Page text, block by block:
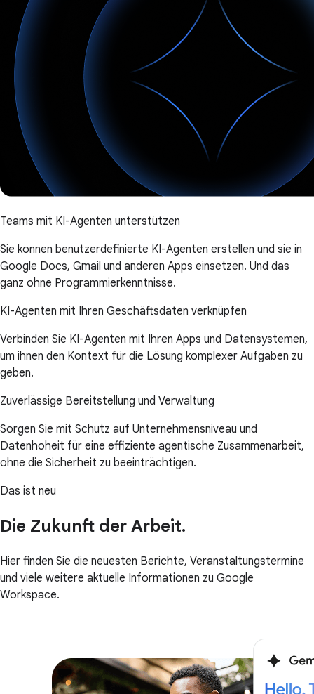
Teams mit KI-Agenten unterstützen
Sie können benutzerdefinierte KI-Agenten erstellen und sie in
Google Docs, Gmail und anderen Apps einsetzen. Und das
ganz ohne Programmierkenntnisse.
KI-Agenten mit Ihren Geschäftsdaten verknüpfen
Verbinden Sie KI-Agenten mit Ihren Apps und Datensystemen,
um ihnen den Kontext für die Lösung komplexer Aufgaben zu
geben.
Zuverlässige Bereitstellung und Verwaltung
Sorgen Sie mit Schutz auf Unternehmensniveau und
Datenhoheit für eine effiziente agentische Zusammenarbeit,
ohne die Sicherheit zu beeinträchtigen.
Das ist neu
Die Zukunft der Arbeit.
Hier finden Sie die neuesten Berichte, Veranstaltungstermine
und viele weitere aktuelle Informationen zu Google
Workspace.